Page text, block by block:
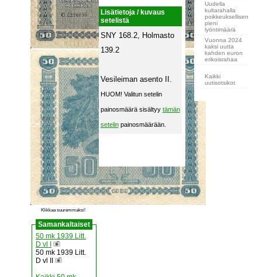
Klikkaa suuremmaksi!
Samankaltaiset
50 mk 1939 Litt.
D vl I
50 mk 1939 Litt.
D vl II
Lisätietoja / kuvaus
setelistä
SNY 168.2, Holmasto
139.2
Vesileiman asento II.
HUOM! Valitun setelin
painosmäärä sisältyy tämän
setelinpainosmäärään.
Uudella
kultarahalla
poikkeuksellisen
pieni
lyöntimäärä
Vuonna 2024
kaksi uutta
kahden euron
erikoisrahaa
Kaikki
uutisotsikot